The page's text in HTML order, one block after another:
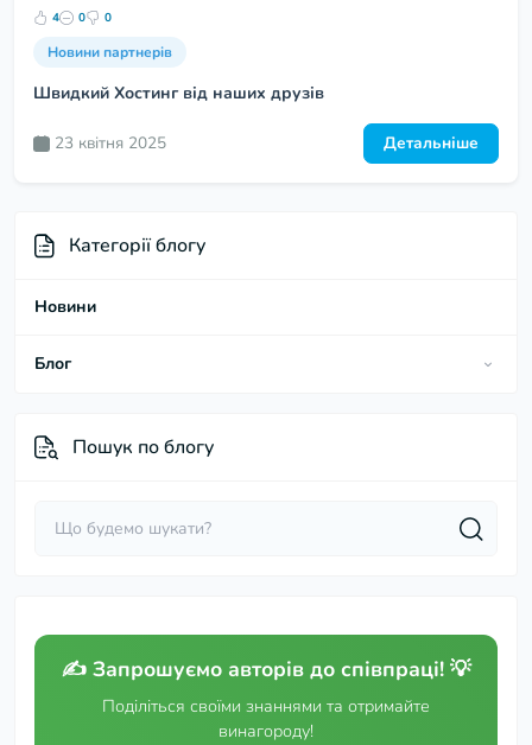
4 0 0
Новини партнерів
Швидкий Хостинг від наших друзів
23 квітня 2025 Детальніше
Категорії блогу
Новини
Блог
Новини партнерів
Пошук по блогу
✍️ Запрошуємо авторів до співпраці! 💡
Поділіться своїми знаннями та отримайте
винагороду!